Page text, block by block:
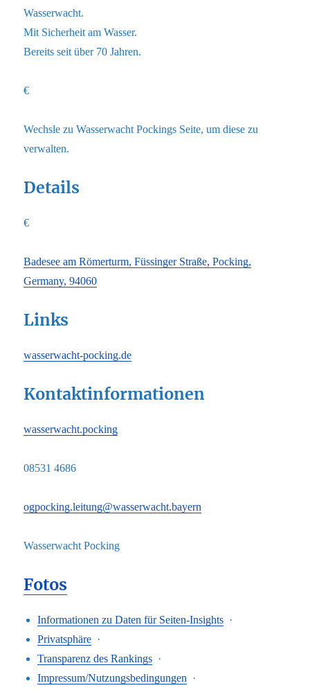
Wasserwacht.
Mit Sicherheit am Wasser.
Bereits seit über 70 Jahren.
€
Wechsle zu Wasserwacht Pockings Seite, um diese zu
verwalten.
Details
€
Badesee am Römerturm, Füssinger Straße, Pocking,
Germany, 94060
Links
wasserwacht-pocking.de
Kontaktinformationen
wasserwacht.pocking
08531 4686
ogpocking.leitung@wasserwacht.bayern
Wasserwacht Pocking
Fotos
Informationen zu Daten für Seiten-Insights ·
Privatsphäre ·
Transparenz des Rankings ·
Impressum/Nutzungsbedingungen ·